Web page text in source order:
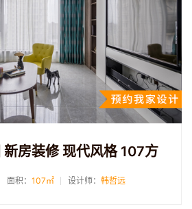
房装修 现代风格 107方
面积： 107㎡ 设计师： 韩哲远